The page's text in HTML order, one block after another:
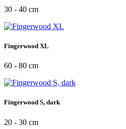
30 - 40 cm
Fingerwood XL
60 - 80 cm
Fingerwood S, dark
20 - 30 cm